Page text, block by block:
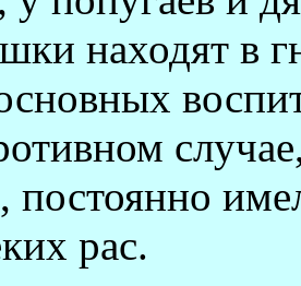
находят в
постоянно
рас.